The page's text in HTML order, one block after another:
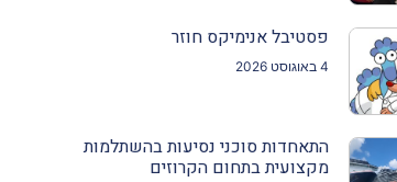
פסטיבל אנימיקס חוזר
4 באוגוסט 2026
התאחדות סוכני נסיעות בהשתלמות
מקצועית בתחום הקרוזים